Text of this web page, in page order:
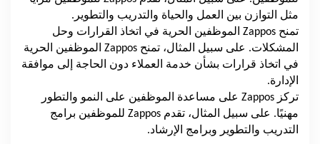
مثل التوازن بين العمل والحياة والتدريب والتطوير.
تمنح Zappos الموظفين الحرية في اتخاذ القرارات وحل
المشكلات. على سبيل المثال، تمنح Zappos الموظفين الحرية
في اتخاذ قرارات بشأن خدمة العملاء دون الحاجة إلى موافقة
الإدارة.
تركز Zappos على مساعدة الموظفين على النمو والتطور
مهنيًا. على سبيل المثال، تقدم Zappos للموظفين برامج
التدريب والتطوير وبرامج الإرشاد.